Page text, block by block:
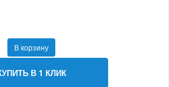
В корзину
В 1 КЛИК